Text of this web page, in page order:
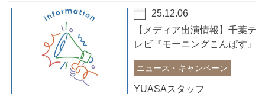
25.12.06
【メディア出演情報】千葉テ
レビ『モーニングこんぱす』
に出演しました！
ニュース・キャンペーン
YUASAスタッフ